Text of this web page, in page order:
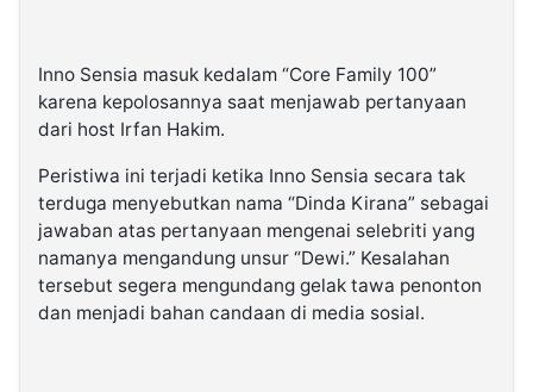
Inno Sensia masuk kedalam “Core Family 100”
karena kepolosannya saat menjawab pertanyaan
dari host Irfan Hakim.
Peristiwa ini terjadi ketika Inno Sensia secara tak
terduga menyebutkan nama “Dinda Kirana” sebagai
jawaban atas pertanyaan mengenai selebriti yang
namanya mengandung unsur “Dewi.” Kesalahan
tersebut segera mengundang gelak tawa penonton
dan menjadi bahan candaan di media sosial.